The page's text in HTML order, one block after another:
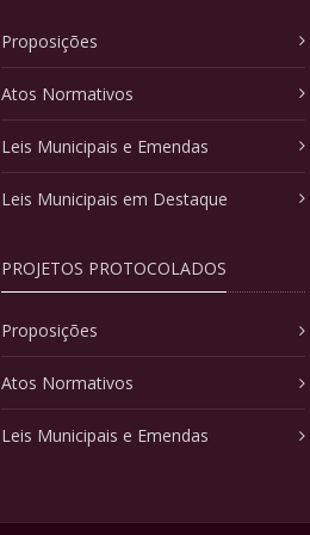
Proposições
Atos Normativos
Leis Municipais e Emendas
Leis Municipais em Destaque
PROJETOS PROTOCOLADOS
Proposições
Atos Normativos
Leis Municipais e Emendas